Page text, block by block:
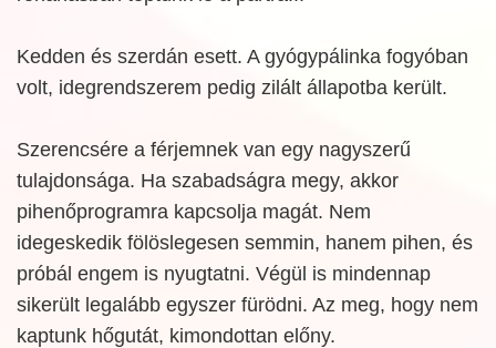
Kedden és szerdán esett. A gyógypálinka fogyóban
volt, idegrendszerem pedig zilált állapotba került.
Szerencsére a férjemnek van egy nagyszerű
tulajdonsága. Ha szabadságra megy, akkor
pihenőprogramra kapcsolja magát. Nem
idegeskedik fölöslegesen semmin, hanem pihen, és
próbál engem is nyugtatni. Végül is mindennap
sikerült legalább egyszer fürödni. Az meg, hogy nem
kaptunk hőgutát, kimondottan előny.